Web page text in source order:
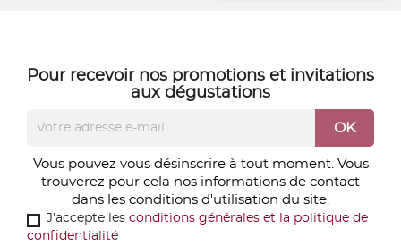
Pour recevoir nos promotions et invitations
aux dégustations
Vous pouvez vous désinscrire à tout moment. Vous
trouverez pour cela nos informations de contact
dans les conditions d'utilisation du site.
J'accepte les conditions générales et la politique de
confidentialité